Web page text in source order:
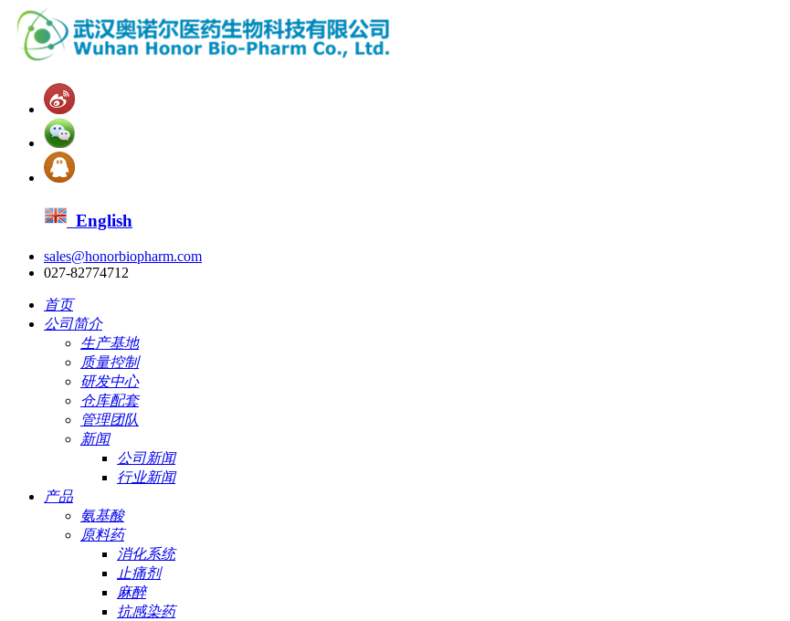
English
sales@honorbiopharm.com
027-82774712
首页
公司简介
生产基地
质量控制
研发中心
仓库配套
管理团队
新闻
公司新闻
行业新闻
产品
氨基酸
原料药
消化系统
止痛剂
麻醉
抗感染药